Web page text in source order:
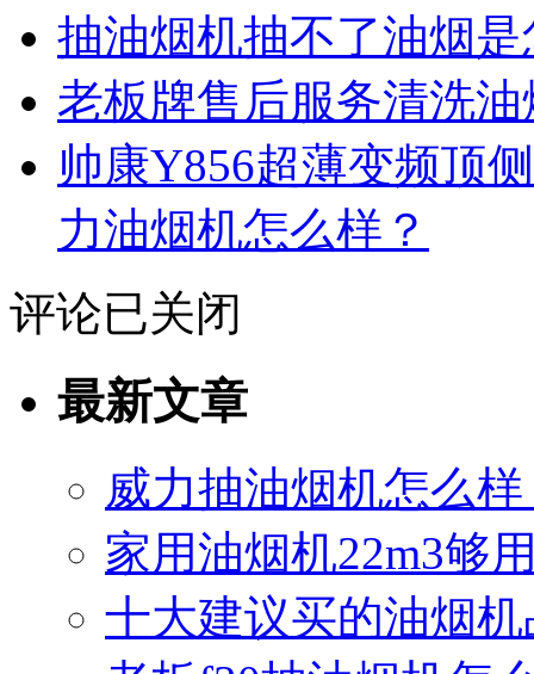
抽油烟机抽不了油烟
老板牌售后服务清洗
帅康Y856超薄变频顶
力油烟机怎么样？
评论已关闭
最新文章
威力抽油烟机怎么样
家用油烟机22m3够
十大建议买的油烟